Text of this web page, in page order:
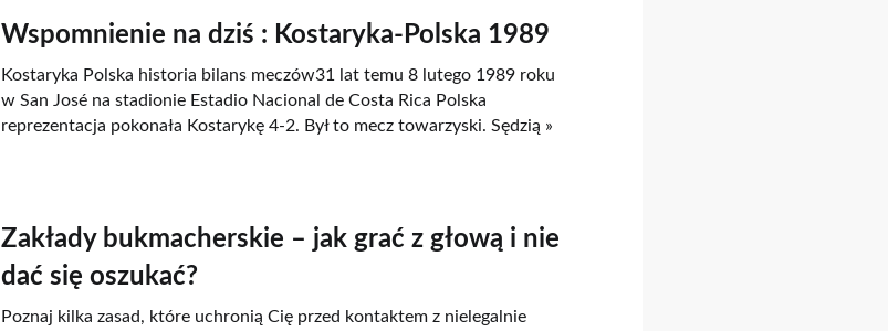
Wspomnienie na dziś : Kostaryka-Polska 1989
Kostaryka Polska historia bilans meczów31 lat temu 8 lutego 1989 roku
w San José na stadionie Estadio Nacional de Costa Rica Polska
reprezentacja pokonała Kostarykę 4-2. Był to mecz towarzyski. Sędzią »
Zakłady bukmacherskie – jak grać z głową i nie
dać się oszukać?
Poznaj kilka zasad, które uchronią Cię przed kontaktem z nielegalnie